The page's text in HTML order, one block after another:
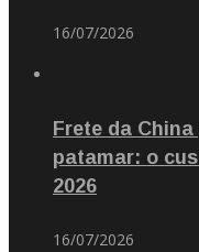
16/07/2026
Frete da
patamar: o
2026
16/07/2026